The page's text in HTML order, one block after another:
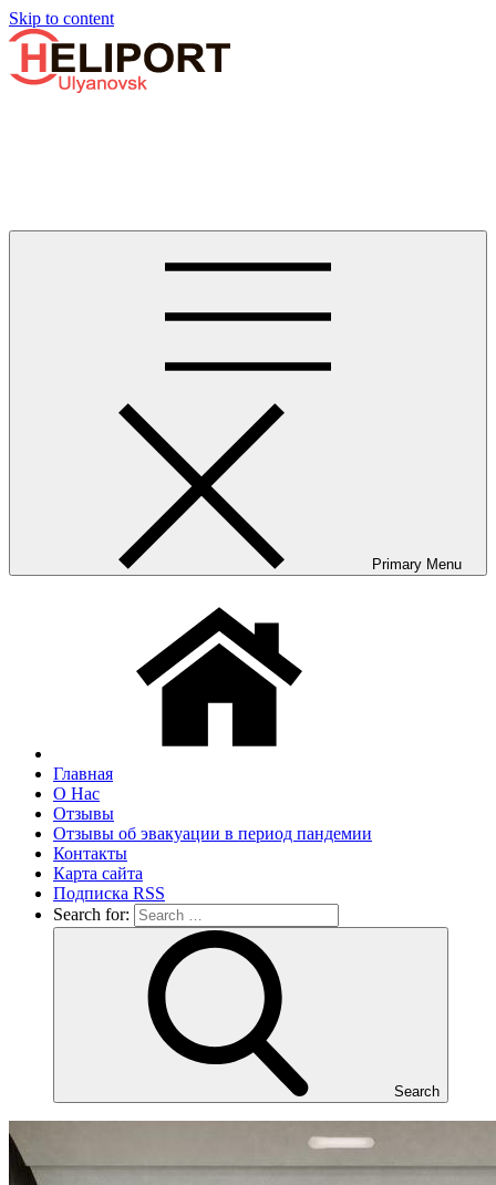
Skip to content
Primary Menu
Главная
О Нас
Отзывы
Отзывы об эвакуации в период пандемии
Контакты
Карта сайта
Подписка RSS
Search for:
Search